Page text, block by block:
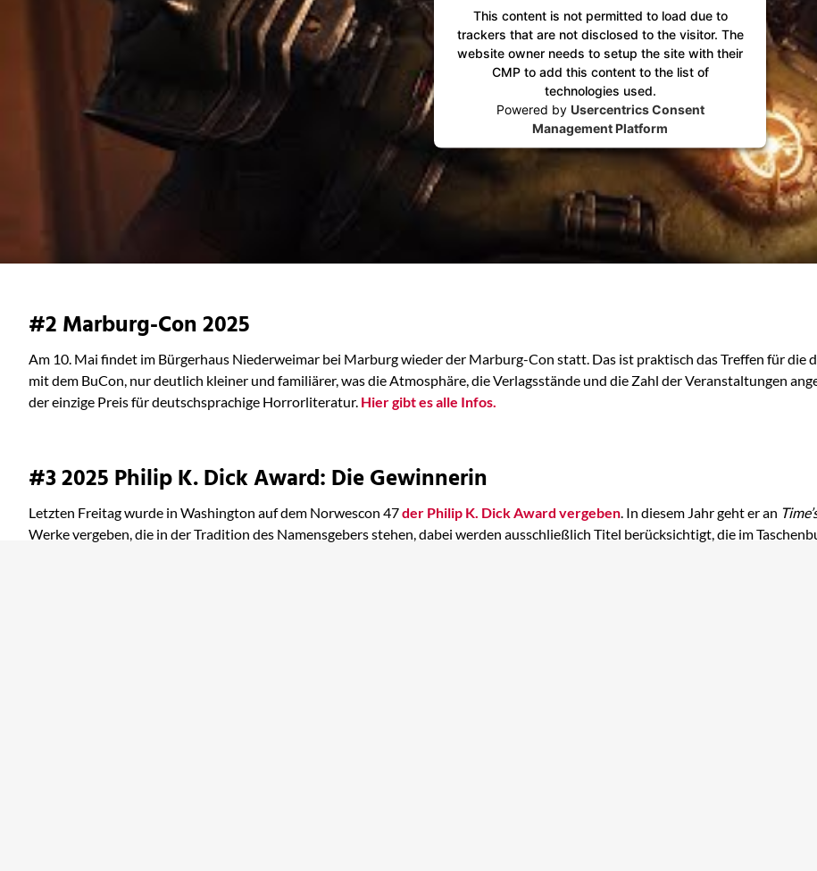
This content is not permitted to load due to
trackers that are not disclosed to the visitor. The
website owner needs to setup the site with their
CMP to add this content to the list of
technologies used.
Powered by Usercentrics Consent
Management Platform
#2 Marburg-Con 2025
Am 10. Mai findet im Bürgerhaus Niederweimar bei Marburg wieder der Marburg-Con statt. Das ist praktisch das Treffen für
mit dem BuCon, nur deutlich kleiner und familiärer, was die Atmosphäre, die Verlagsstände und die Zahl der Veranstaltungen
der einzige Preis für deutschsprachige Horrorliteratur. Hier gibt es alle Infos.
#3 2025 Philip K. Dick Award: Die Gewinnerin
Letzten Freitag wurde in Washington auf dem Norwescon 47der Philip K. Dick Award vergeben. In diesem Jahr geht er an
Werke vergeben, die in der Tradition des Namensgebers stehen, dabei werden ausschließlich Titel berücksichtigt, die im